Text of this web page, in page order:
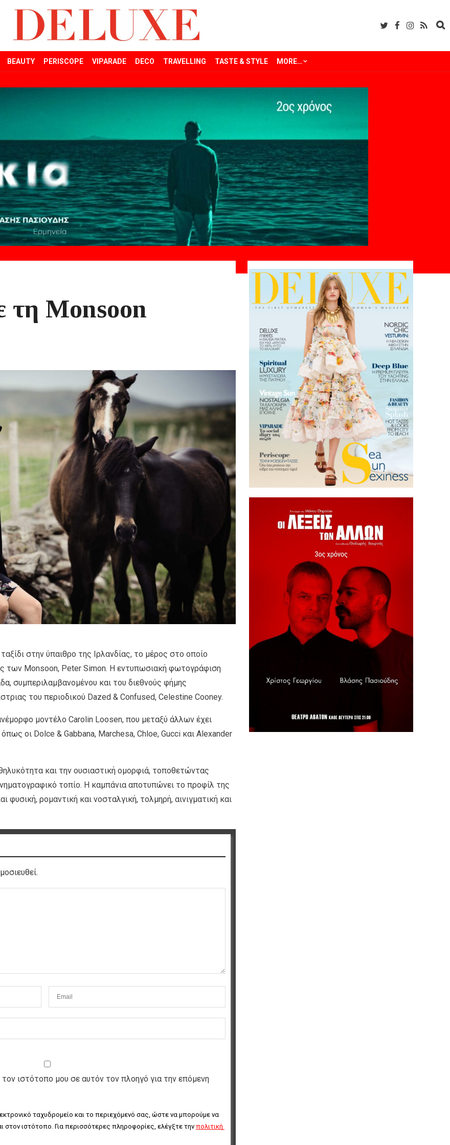
BEAUTY PERISCOPE VIPARADE DECO TRAVELLING TASTE & STYLE MORE…
τη Monsoon
στην ύπαιθρο της Ιρλανδίας, το μέρος στο οποίο
των Μοnsoon, Peter Simon. H εντυπωσιακή φωτογράφιση
συμπεριλαμβανομένου και του διεθνούς φήμης
του περιοδικού Dazed & Confused, Celestine Cooney.
μοντέλο Carolin Loosen, που μεταξύ άλλων έχει
οι Dolce & Gabbana, Marchesa, Chloe, Gucci και Alexander
και την ουσιαστική ομορφιά, τοποθετώντας
τοπίο. Η καμπάνια αποτυπώνει το προφίλ της
ρομαντική και νοσταλγική, τολμηρή, αινιγματική και
ιστότοπο μου σε αυτόν τον πλοηγό για την επόμενη
ταχυδρομείο και το περιεχόμενό σας, ώστε να μπορούμε να
στον ιστότοπο. Για περισσότερες πληροφορίες, ελέγξτε την πολιτική